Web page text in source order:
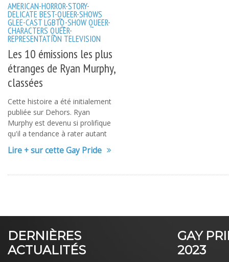
AMERICAN-HORROR-STORY-
DELICATE BEST-QUEER-SHOWS
GLEE-CASTLGBTQ-SHOWQUEER-
CHARACTERS QUEER-
REPRESENTATION TELEVISION
Les 10 émissions les plus
étranges de Ryan Murphy,
classées
Cette histoire a été initialement
publiée sur Dehors. Ryan
Murphy est devenu si prolifique
qu'il a tendance à rater autant
Lire + sur cette Gay Pride
DERNIÈRES
ACTUALITÉS
GAY
2023